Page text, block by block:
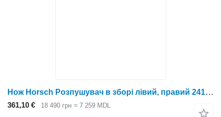
Нож Horsch Розпушувач в зборі лівий, правий 24142800 для глубокорыхлителя Horsch
361,10 € 18 490 грн ≈ 7 259 MDL